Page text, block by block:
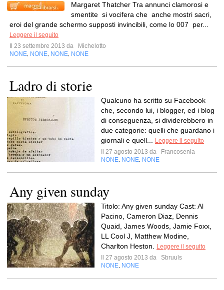
Margaret Thatcher Tra annunci clamorosi e
smentite si vocifera che anche mostri sacri,
eroi del grande schermo supposti invincibili, come lo 007 per...
Leggere il seguito
Il 23 settembre 2013 da
Michelotto
NONE NONE NONE NONE
Ladro di storie
Qualcuno ha scritto su Facebook
che, secondo lui, i blogger, ed i blog
di conseguenza, si dividerebbero in
due categorie: quelli che guardano i
giornali e quell...
Leggere il seguito
Il 27 agosto 2013 da
Francosenia
NONE NONE NONE
Any given sunday
Titolo: Any given sunday Cast: Al
Pacino, Cameron Diaz, Dennis
Quaid, James Woods, Jamie Foxx,
LL Cool J, Matthew Modine,
Charlton Heston.
Leggere il seguito
Il 27 agosto 2013 da
Sbruuls
NONE NONE